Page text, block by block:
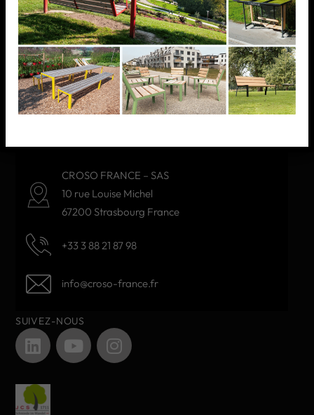
CROSO FRANCE s’affirme comme le fournisseur de
systèmes innovants au travers de marques telles que
Crosilux® et convertit ses idées et ses visions en produits
de premier rang dotés d’un niveau de qualité élevé.
NOS PRODUITS
CROSO FRANCE – SAS
10 rue Louise Michel
67200 Strasbourg France
+33 3 88 21 87 98
info@croso-france.fr
SUIVEZ-NOUS